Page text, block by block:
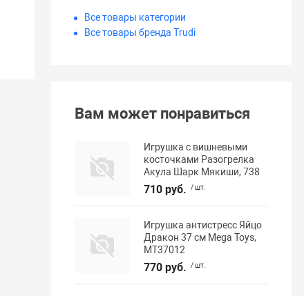
Все товары категории
Все товары бренда Trudi
Вам может понравиться
Игрушка с вишневыми
косточками Разогрелка
Акула Шарк Мякиши, 738
710 руб. / шт.
Игрушка антистресс Яйцо
Дракон 37 см Mega Toys,
МТ37012
770 руб. / шт.